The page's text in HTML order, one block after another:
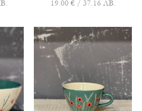
19.00 € / 37.16 ЛВ.